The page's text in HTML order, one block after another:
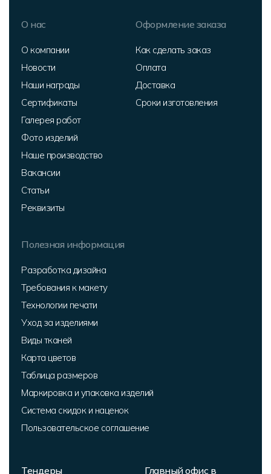
О нас
О компании
Новости
Наши награды
Сертификаты
Галерея работ
Фото изделий
Наше производство
Вакансии
Статьи
Реквизиты
Оформление заказа
Как сделать заказ
Оплата
Доставка
Сроки изготовления
Полезная информация
Разработка дизайна
Требования к макету
Технологии печати
Уход за изделиями
Виды тканей
Карта цветов
Таблица размеров
Маркировка и упаковка изделий
Система скидок и наценок
Пользовательское соглашение
Тендеры
Главный офис в